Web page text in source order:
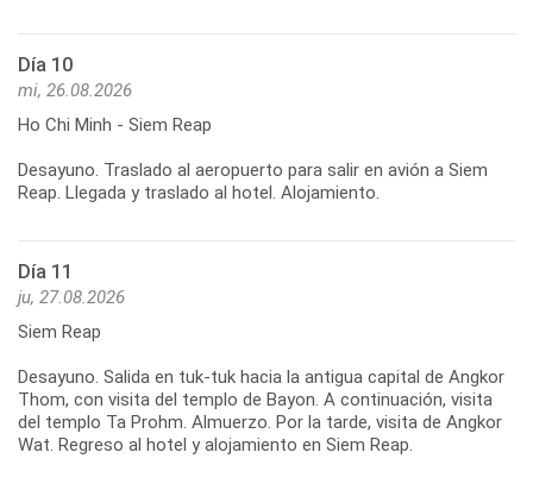
Día 10
mi, 26.08.2026
Ho Chi Minh - Siem Reap
Desayuno. Traslado al aeropuerto para salir en avión a Siem
Día 11
ju, 27.08.2026
Siem Reap
Desayuno. Salida en tuk-tuk hacia la antigua capital de Angkor
Thom, con visita del templo de Bayon. A continuación, visita
del templo Ta Prohm. Almuerzo. Por la tarde, visita de Angkor